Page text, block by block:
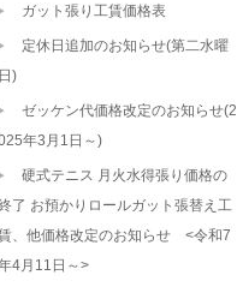
ガット張り工賃価格表
定休日追加のお知らせ(第二水曜
日)
ゼッケン代価格改定のお知らせ(2
年3月1日～)
硬式テニス 月火水得張り価格の
了 お預かりロールガット張替え工
、他価格改定のお知らせ <令和7
4月11日～>